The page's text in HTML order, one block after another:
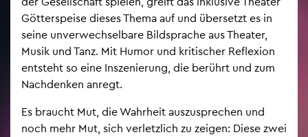
Göt­ter­spei­se die­ses Thema auf und über­setzt es in
seine un­ver­wech­sel­ba­re Bild­spra­che aus Thea­ter,
Musik und Tanz. Mit Humor und kri­ti­scher Re­fle­xi­on
ent­steht so eine In­sze­nie­rung, die be­rührt und zum
Nach­den­ken an­regt.
Es braucht Mut, die Wahr­heit aus­zu­spre­chen und
noch mehr Mut, sich ver­letz­lich zu zei­gen: Diese zwei